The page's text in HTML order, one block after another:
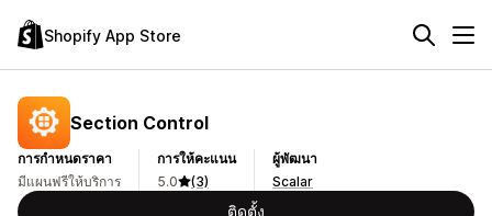
Shopify App Store
Section Control
การกำหนดราคา
มีแผนฟรีให้บริการ
การให้คะแนน
5.0
(3)
ผู้พัฒนา
Scalar
ติดตั้ง